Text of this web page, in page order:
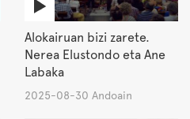
Alokairuan bizi zarete.
Nerea Elustondo eta Ane
Labaka
2025-08-30 Andoain